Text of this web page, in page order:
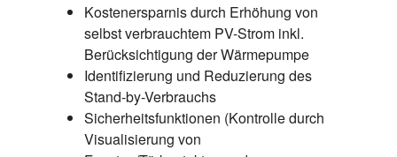
Kostenersparnis durch Erhöhung von
selbst verbrauchtem PV-Strom inkl.
Berücksichtigung der Wärmepumpe
Identifizierung und Reduzierung des
Stand-by-Verbrauchs
Sicherheitsfunktionen (Kontrolle durch
Visualisierung von